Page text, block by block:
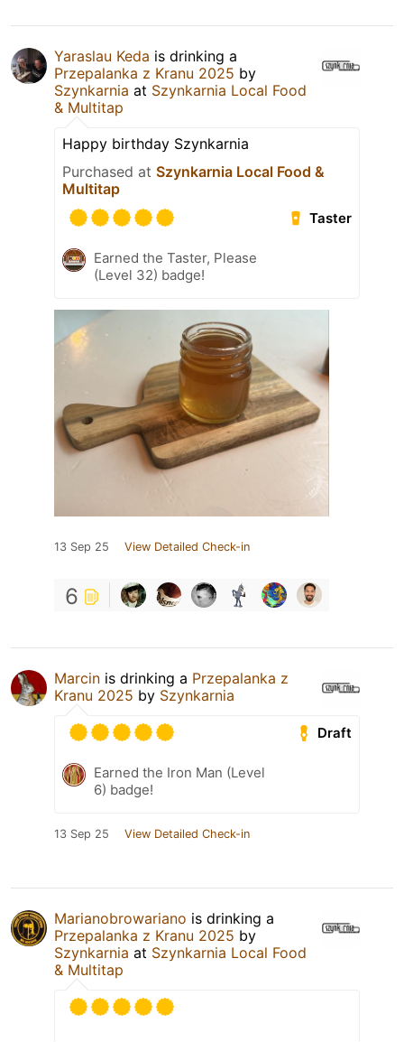
Yaraslau Keda is drinking a
Przepalanka z Kranu 2025 by
Szynkarnia at Szynkarnia Local Food
& Multitap
Happy birthday Szynkarnia
Purchased at Szynkarnia Local Food &
Multitap
Taster
Earned the Taster, Please
(Level 32) badge!
13 Sep 25 View Detailed Check-in
6
Marcin is drinking a Przepalanka z
Kranu 2025 by Szynkarnia
Draft
Earned the Iron Man (Level
6) badge!
13 Sep 25 View Detailed Check-in
Marianobrowariano is drinking a
Przepalanka z Kranu 2025 by
Szynkarnia at Szynkarnia Local Food
& Multitap